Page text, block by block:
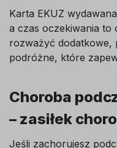
Karta EKUZ
a czas oczekiwania to
rozważyć dodatkowe,
podróżne, które
Choroba
– zasiłek
Jeśli zachorujesz